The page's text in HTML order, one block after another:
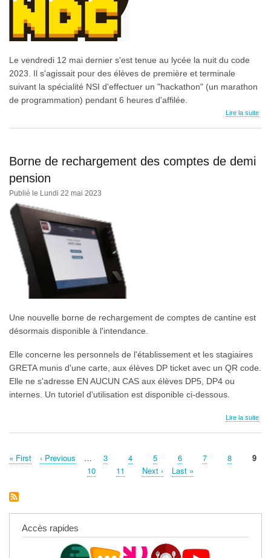
Le vendredi 12 mai dernier s'est tenue au lycée la nuit du code
2023. Il s'agissait pour des élèves de première et terminale
suivant la spécialité NSI d'effectuer un "hackathon" (un marathon
de programmation) pendant 6 heures d'affilée.
Lire la suite
Borne de rechargement des comptes de demi
pension
Publié le Lundi 22 mai 2023
Une nouvelle borne de rechargement de comptes de cantine est
désormais disponible à l'intendance.
Elle concerne les personnels de l'établissement et les stagiaires
GRETA munis d'une carte, aux élèves DP ticket avec un QR code.
Elle ne s'adresse EN AUCUN CAS aux élèves DP5, DP4 ou
internes. Un tutoriel d'utilisation est disponible ci-dessous.
Lire la suite
Pagination
Première
« First
Page
‹ Previous … Page
3 Page
4 Page
5 Page
6 Page
7 Page
8
Page
9
Page
10 Page
11
Page
Next ›
Dernière
Last »
Accès rapides